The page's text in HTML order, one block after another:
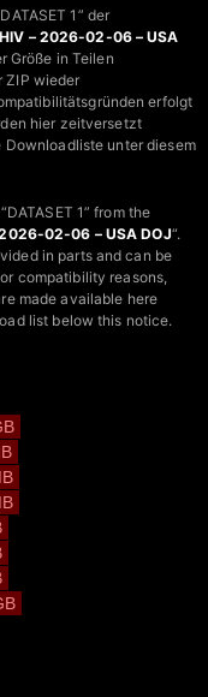
1” der
– 2026-02-06 – USA
Größe in Teilen
ZIP wieder
erfolgt
hier zeitversetzt
unter diesem
1” from the
02-06 – USA DOJ“.
in parts and can be
compatibility reasons,
made available here
list below this notice.